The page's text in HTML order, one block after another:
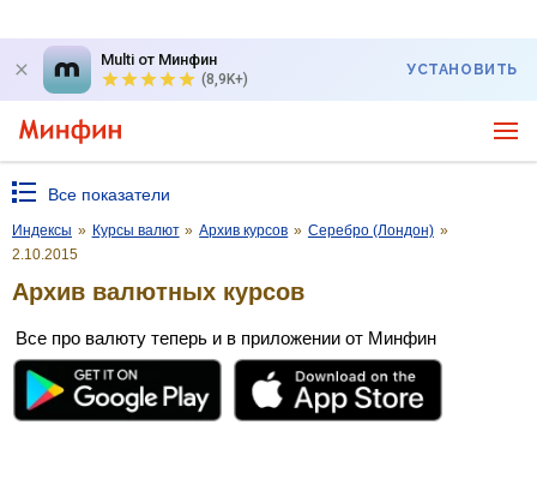
Multi от Минфин
(8,9K+)
УСТАНОВИТЬ
Все показатели
Индексы » Курсы валют » Архив курсов » Серебро (Лондон) »
2.10.2015
Архив валютных курсов
Все про валюту теперь и в приложении от Минфин